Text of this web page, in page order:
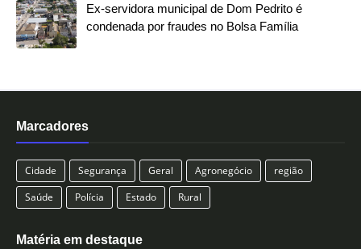
Ex-servidora municipal de Dom Pedrito é
condenada por fraudes no Bolsa Família
Marcadores
Cidade Segurança Geral Agronegócio
região
Saúde
Polícia Estado Rural
Matéria em destaque